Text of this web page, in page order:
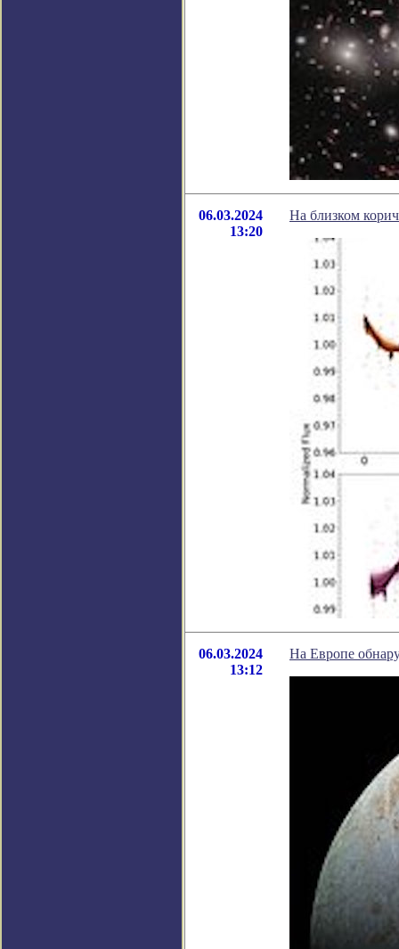
06.03.2024
13:20
На близком
06.03.2024
13:12
На Европе